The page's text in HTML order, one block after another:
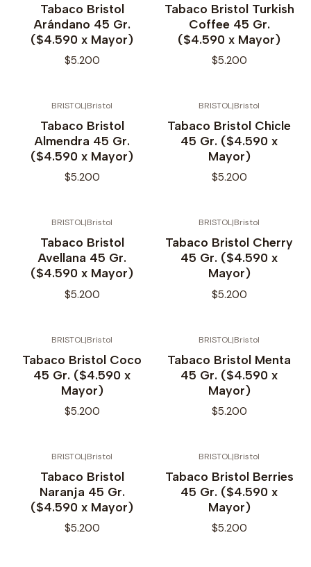
Tabaco Bristol
Arándano 45 Gr.
($4.590 x Mayor)
$5.200
Tabaco Bristol Turkish
Coffee 45 Gr.
($4.590 x Mayor)
$5.200
BRISTOL|Bristol
Tabaco Bristol
Almendra 45 Gr.
($4.590 x Mayor)
$5.200
BRISTOL|Bristol
Tabaco Bristol Chicle
45 Gr. ($4.590 x
Mayor)
$5.200
BRISTOL|Bristol
Tabaco Bristol
Avellana 45 Gr.
($4.590 x Mayor)
$5.200
BRISTOL|Bristol
Tabaco Bristol Cherry
45 Gr. ($4.590 x
Mayor)
$5.200
BRISTOL|Bristol
Tabaco Bristol Coco
45 Gr. ($4.590 x
Mayor)
$5.200
BRISTOL|Bristol
Tabaco Bristol Menta
45 Gr. ($4.590 x
Mayor)
$5.200
BRISTOL|Bristol
Tabaco Bristol
Naranja 45 Gr.
($4.590 x Mayor)
$5.200
BRISTOL|Bristol
Tabaco Bristol Berries
45 Gr. ($4.590 x
Mayor)
$5.200